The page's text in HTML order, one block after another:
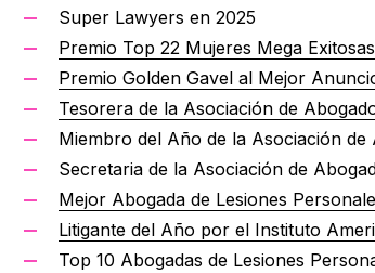
Super Lawyers en 2025
Premio Top 22 Mujeres Mega
Premio Golden Gavel al Mejor
Tesorera de la Asociación de
Miembro del Año de la Asociación
Secretaria de la Asociación de
Mejor Abogada de Lesiones
Litigante del Año por el Instituto
Top 10 Abogadas de Lesiones